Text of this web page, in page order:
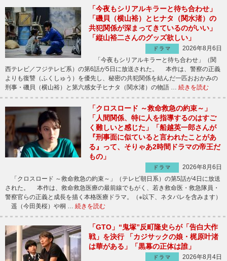
「今夜もシリアルキラーと待ち合わせ」
「磯貝（横山裕）とヒナタ（関水渚）の
共犯関係が深まってきているのがいい」
「縦山裕二さんのグッズ欲しい」
ドラマ
2026年8月6日
「今夜もシリアルキラーと待ち合わせ」（関
西テレビ／フジテレビ系）の第6話が5日に放送された。 本作は、警察の正義
よりも復讐（ふくしゅう）を優先し、秘密の共犯関係を結んだ一匹おおかみの
刑事・磯貝（横山裕）と第六感女子ヒナタ（関水渚）の物語 … 続きを読む
「クロスロード ～救命救急の約束～」
「人間関係、特に人を指導するのはすご
く難しいと感じた」「船越英一郎さんが
『刑事面に似ていると言われたことがあ
る』って、そりゃあ2時間ドラマの帝王だ
もの」
ドラマ
2026年8月6日
「クロスロード ～救命救急の約束～」（テレビ朝日系）の第5話が4日に放送
された。 本作は、救命救急医療の最前線でもがく、若き救命医・救急隊員・
警察官らの正義と成長を描く本格医療ドラマ。（※以下、ネタバレを含みます）
遥（今田美桜）や桐 … 続きを読む
「GTO」“鬼塚”反町隆史らが「告白大作
戦」を決行 「カジサックの娘・梶原叶渚
は華がある」「黒幕の正体は誰」
ドラマ
2026年8月4日